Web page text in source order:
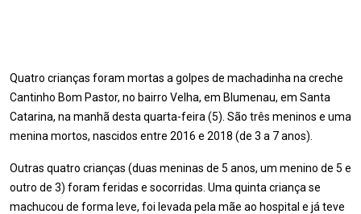
Quatro crianças foram mortas a golpes de machadinha na creche
Cantinho Bom Pastor, no bairro Velha, em Blumenau, em Santa
Catarina, na manhã desta quarta-feira (5). São três meninos e uma
menina mortos, nascidos entre 2016 e 2018 (de 3 a 7 anos).
Outras quatro crianças (duas meninas de 5 anos, um menino de 5 e
outro de 3) foram feridas e socorridas. Uma quinta criança se
machucou de forma leve, foi levada pela mãe ao hospital e já teve